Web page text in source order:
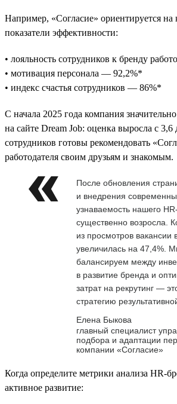
Например, «Согласие» ориентируется на
показатели эффективности:
• лояльность сотрудников к бренду
• мотивация персонала — 92,2%*
• индекс счастья сотрудников — 86%*
С начала 2025 года компания
на сайте Dream Job: оценка выросла с 3,6
сотрудников готовы рекомендовать
работодателя своим друзьям и знакомым.
После обновления
и внедрения
узнаваемость нашего
существенно возросла.
из просмотров вакансии
увеличилась на 47,4%.
балансируем между
в развитие бренда и
затрат на рекрутинг —
стратегию
Елена Быкова
главный специалист
подбора и адаптации
компании «Согласие»
Когда определите метрики анализа HR-
активное развитие: